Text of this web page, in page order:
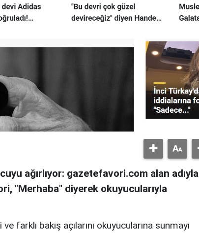
ağırlıyor: gazetefavori.com alan adıyla
"Merhaba" diyerek okuyucularıyla
farklı bakış açılarını okuyucularına sunmayı